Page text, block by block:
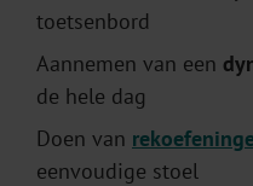
toetsenbord
Aannemen van een
de hele dag
Doen van
eenvoudige stoel